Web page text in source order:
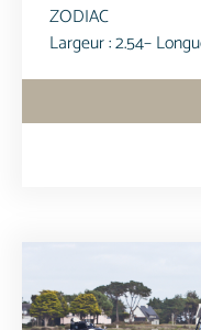
ZODIAC
Largeur : 2.54–